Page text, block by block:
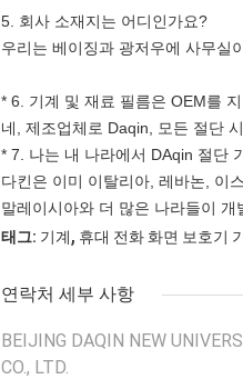
5. 회사 소재지는 어디인가요?
우리는 베이징과 광저우에 사무실
* 6. 기계 및 재료 필름은 OEM를
네, 제조업체로 Daqin, 모든 절단
* 7. 나는 내 나라에서 DAqin 절단
다킨은 이미 이탈리아, 레바논, 이
말레이시아와 더 많은 나라들이 개
태그: 기계, 휴대 전화 화면 보호기
연락처 세부 사항
BEIJING DAQIN NEW
CO., LTD.